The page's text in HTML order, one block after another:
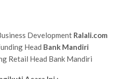
Development Ralali.com
Head Bank Mandiri
Retail Head Bank Mandiri